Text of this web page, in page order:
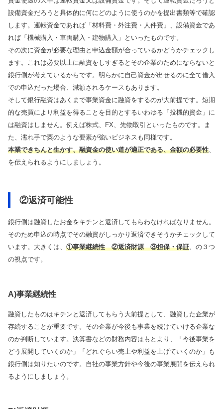
設備資金だろうと具体的に何にどのように使うのかを提出書類等で確認
します。運転資金であれば「材料費・外注費・人件費」、設備資金であ
れば「機械購入・車両購入・建物購入」といったものです。
その次に資金が必要な理由と申込金額が合っているかどうかチェックし
ます。これは必要以上に融資をしすぎるとその企業のためにならないと
銀行側が考えているからです。明らかに自己資金が出せるのに全て借入
での申込だった場合、減額されるケースもあります。
そして銀行融資はあくまで事業資金に融資をするのが大前提です。短期
的な売買により利益を得ることを目的とするいわゆる「投機的資金」に
は融資はしません。例えば株式、FX、先物取引といったものです。ま
た、濡れ手で粟のような要素が強いビジネスも同様です。
本業できちんと生かす、融資金の使い道が適正である、金額の必要性、
を伝えられるようにしましょう。
②返済可能性
銀行側は融資したお金をキチンと返済してもらわなければなりません。
そのため申込の時点でその融資がしっかり返済できそうかチェックして
います。大きくは、 ①事業継続性 ②返済財源 ③担保・保証、の３つ
の視点です。
A)事業継続性
融資したものはキチンと返済してもらう大前提として、融資した企業が
存続することが重要です。その企業が今後も事業を続けていける企業な
のか判断しています。決算書などの財務内容はもとより、「今後事業を
どう展開していくのか」「どれぐらい売上や利益を上げていくのか」も
銀行側は知りたいのです。自社の事業方針や今後の事業展開を伝えられ
るようにしましょう。